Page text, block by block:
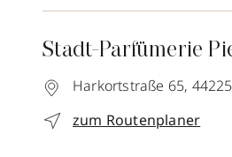
Stadt-Parfümerie
Harkortstraße 65, 44225
zum Routenplaner